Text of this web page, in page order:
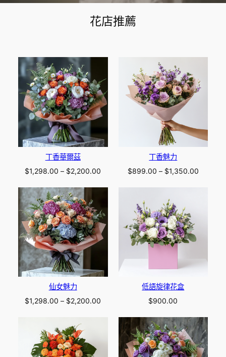
花店推薦
丁香華爾茲
$1,298.00 – $2,200.00
$2,200.00
丁香魅力
$899.00 – $1,350.00Price
仙女魅力
$1,298.00 – $2,200.00
$1,298.00
through
$2,200.00
低語旋律花盒
$900.00